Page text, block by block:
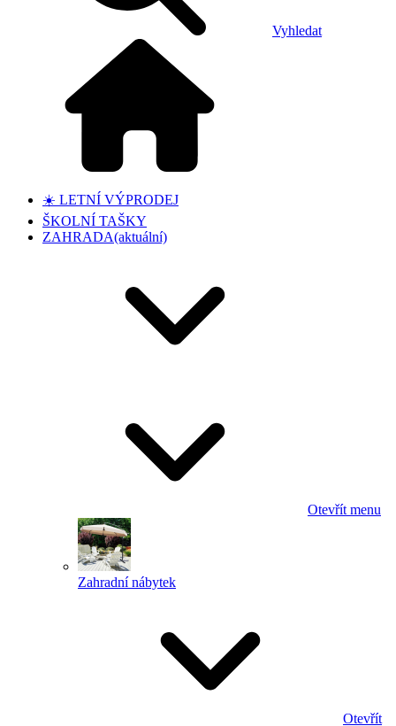
Vyhledat
☀️ LETNÍ VÝPRODEJ
ŠKOLNÍ TAŠKY
ZAHRADA(aktuální)
Otevřít menu
Zahradní nábytek
Otevřít